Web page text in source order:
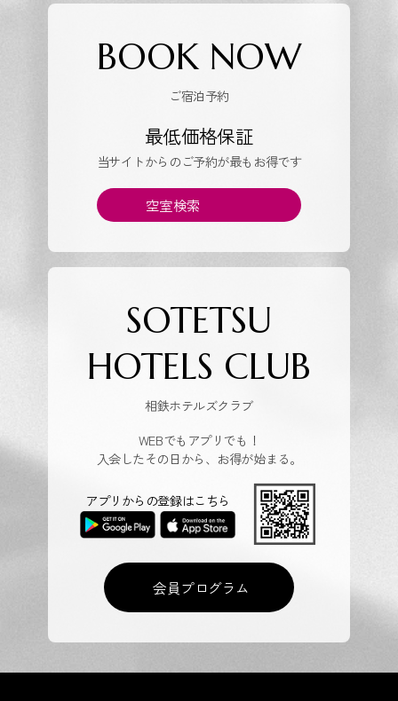
BOOK NOW
ご宿泊予約
最低価格保証
当サイトからのご予約が最もお得です
空室検索
SOTETSU
HOTELS CLUB
相鉄ホテルズクラブ
WEBでもアプリでも！
入会したその日から、お得が始まる。
会員プログラム
アプリからの登録はこちら